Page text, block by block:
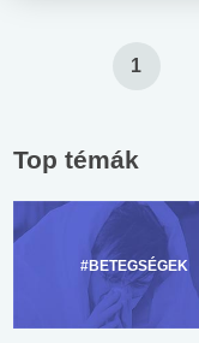
1
Top témák
#BETEGSÉGEK